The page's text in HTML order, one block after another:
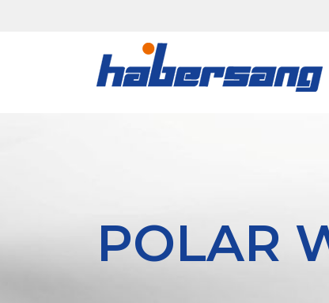
POLAR